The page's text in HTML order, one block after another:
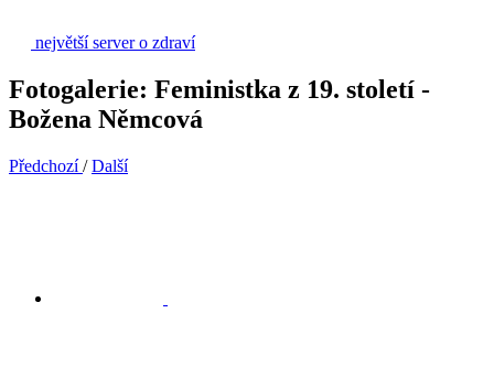
největší server o zdraví
Fotogalerie: Feministka z 19. století -
Božena Němcová
Předchozí / Další